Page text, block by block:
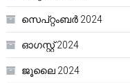
സെപ്റ്റംബർ 2024
ഓഗസ്റ്റ്‌ 2024
ജൂലൈ 2024